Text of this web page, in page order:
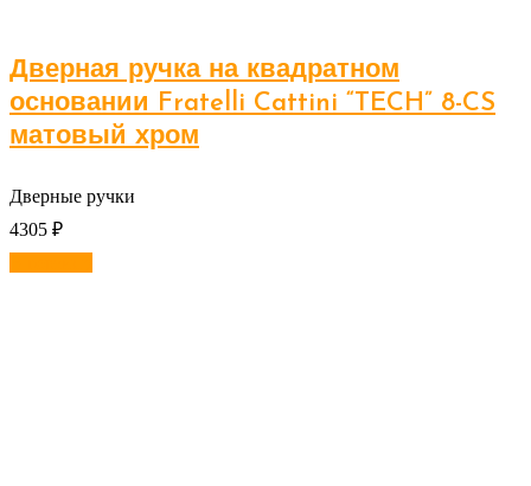
Дверная ручка на квадратном
основании Fratelli Cattini “TECH” 8-CS
матовый хром
Дверные ручки
4305 ₽